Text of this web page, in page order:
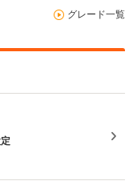
グレード一覧